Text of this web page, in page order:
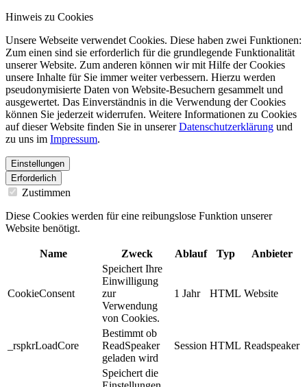
Hinweis zu Cookies
Unsere Webseite verwendet Cookies. Diese haben zwei Funktionen:
Zum einen sind sie erforderlich für die grundlegende Funktionalität
unserer Website. Zum anderen können wir mit Hilfe der Cookies
unsere Inhalte für Sie immer weiter verbessern. Hierzu werden
pseudonymisierte Daten von Website-Besuchern gesammelt und
ausgewertet. Das Einverständnis in die Verwendung der Cookies
können Sie jederzeit widerrufen. Weitere Informationen zu Cookies
auf dieser Website finden Sie in unsererDatenschutzerklärung und
zu uns im Impressum.
Einstellungen
Erforderlich
Zustimmen
Diese Cookies werden für eine reibungslose Funktion unserer
Website benötigt.
Name Zweck Ablauf Typ Anbieter
CookieConsent
Speichert Ihre
Einwilligung
zur
Verwendung
von Cookies.
1 Jahr HTML Website
_rspkrLoadCore
Bestimmt ob
ReadSpeaker
geladen wird
Session HTML Readspeaker
Speichert die